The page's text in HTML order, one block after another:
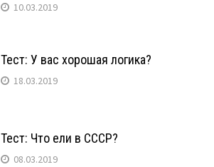
10.03.2019
Тест: У вас хорошая логика?
18.03.2019
Тест: Что ели в СССР?
08.03.2019